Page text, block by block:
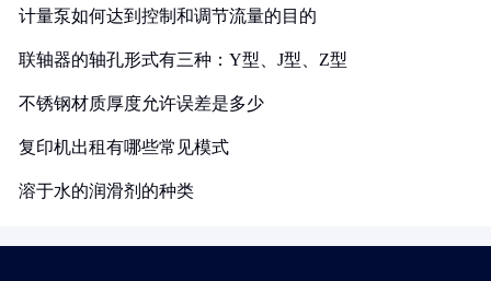
计量泵如何达到控制和调节流量的目的
联轴器的轴孔形式有三种：Y型、J型、Z型
不锈钢材质厚度允许误差是多少
复印机出租有哪些常见模式
溶于水的润滑剂的种类